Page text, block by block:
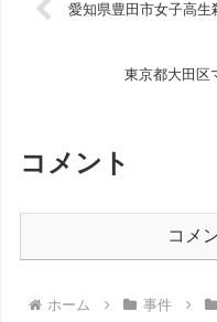
愛知県豊田市女子高生
東京都大田区
コメント
コメ
ホーム 事件